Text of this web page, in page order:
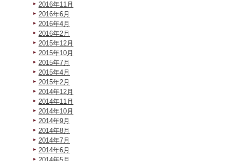
2016年11月
2016年6月
2016年4月
2016年2月
2015年12月
2015年10月
2015年7月
2015年4月
2015年2月
2014年12月
2014年11月
2014年10月
2014年9月
2014年8月
2014年7月
2014年6月